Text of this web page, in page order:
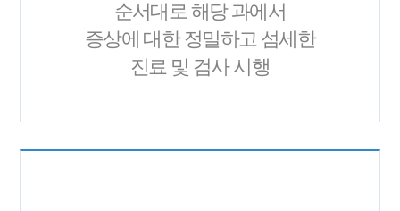
순서대로 해당 과에서
증상에 대한 정밀하고 섬세한
진료 및 검사 시행